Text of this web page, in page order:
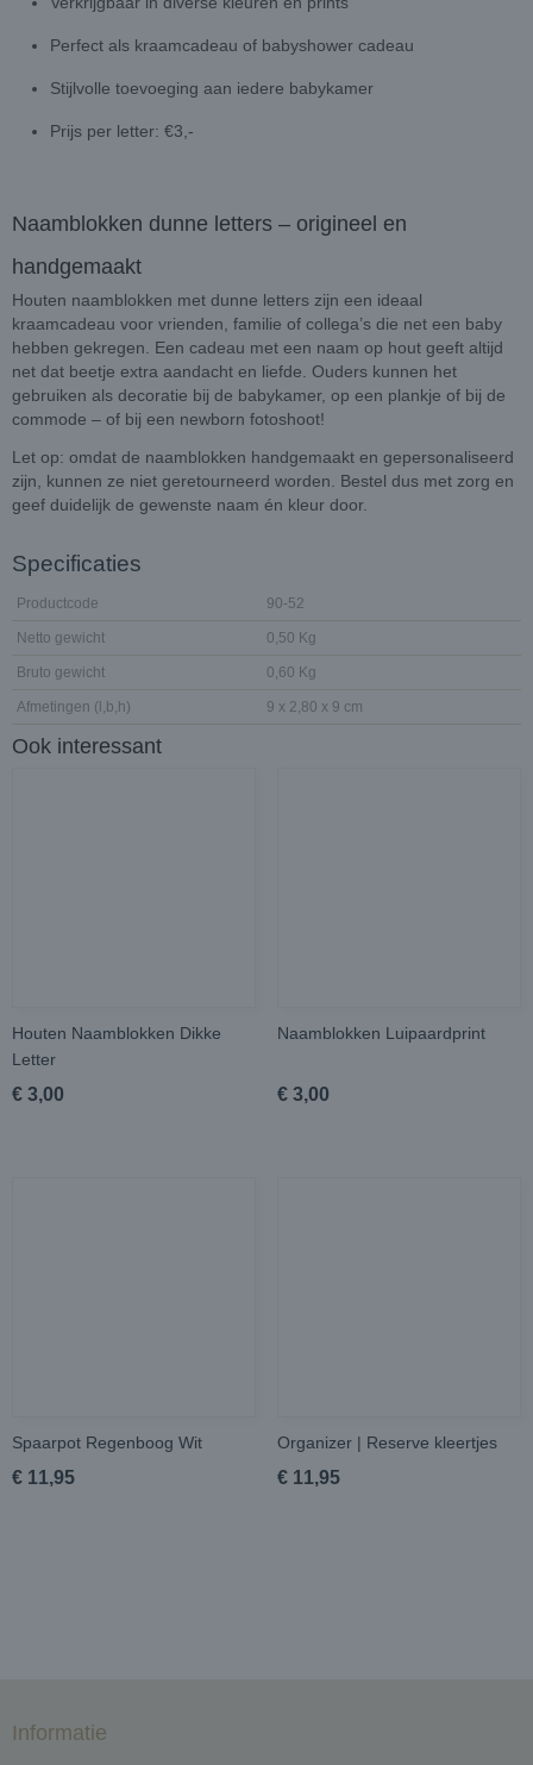
Perfect als kraamcadeau of babyshower cadeau
Stijlvolle toevoeging aan iedere babykamer
Prijs per letter: €3,-
Naamblokken dunne letters – origineel en
handgemaakt
Houten naamblokken met dunne letters zijn een ideaal
kraamcadeau voor vrienden, familie of collega’s die net een baby
hebben gekregen. Een cadeau met een naam op hout geeft altijd
net dat beetje extra aandacht en liefde. Ouders kunnen het
gebruiken als decoratie bij de babykamer, op een plankje of bij de
commode – of bij een newborn fotoshoot!
Let op: omdat de naamblokken handgemaakt en gepersonaliseerd
zijn, kunnen ze niet geretourneerd worden. Bestel dus met zorg en
geef duidelijk de gewenste naam én kleur door.
Specificaties
Productcode 90-52
Netto gewicht 0,50 Kg
Bruto gewicht 0,60 Kg
Afmetingen (l,b,h) 9 x 2,80 x 9 cm
Ook interessant
Houten Naamblokken Dikke
Letter
€ 3,00
Naamblokken Luipaardprint
€ 3,00
Spaarpot Regenboog Wit
€ 11,95
Organizer | Reserve kleertjes
€ 11,95
Informatie